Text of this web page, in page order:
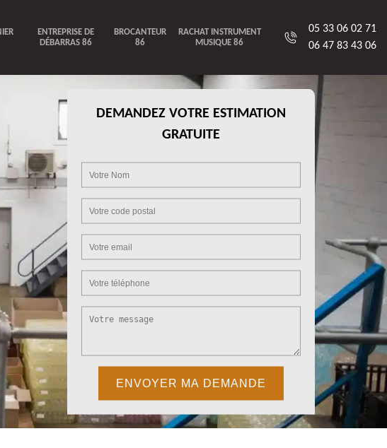
ENTREPRISE DE
DÉBARRAS 86
BROCANTEUR
86
RACHAT INSTRUMENT
MUSIQUE 86
05 33 06 02 71
06 47 83 43 06
DEMANDEZ VOTRE ESTIMATION
GRATUITE